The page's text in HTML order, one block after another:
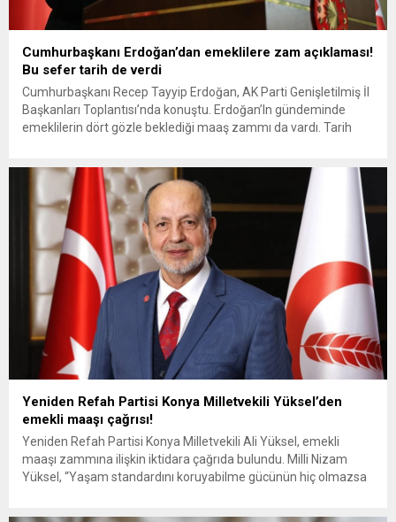
Cumhurbaşkanı Erdoğan’dan emeklilere zam açıklaması!
Bu sefer tarih de verdi
Cumhurbaşkanı Recep Tayyip Erdoğan, AK Parti Genişletilmiş İl
Başkanları Toplantısı’nda konuştu. Erdoğan’In gündeminde
emeklilerin dört gözle beklediği maaş zammı da vardı. Tarih
değinen Erdoğan, “Otomobil piyasasında fiyatlar yavaş yavaş
düşüyor. Emlak piyasası da yakında dengeye kavuşacak.
Emeklilerimizden gelen...
Yeniden Refah Partisi Konya Milletvekili Yüksel’den
emekli maaşı çağrısı!
Yeniden Refah Partisi Konya Milletvekili Ali Yüksel, emekli
maaşı zammına ilişkin iktidara çağrıda bulundu. Milli Nizam
Yüksel, “Yaşam standardını koruyabilme gücünün hiç olmazsa